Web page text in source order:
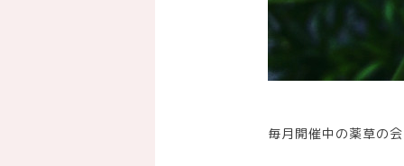
毎月開催中の薬草の